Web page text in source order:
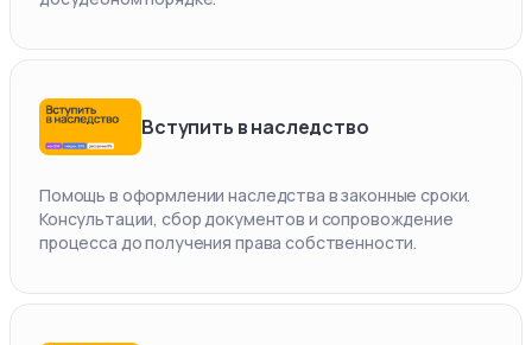
Вступить в наследство
Помощь в оформлении наследства в законные сроки.
Консультации, сбор документов и сопровождение
процесса до получения права собственности.